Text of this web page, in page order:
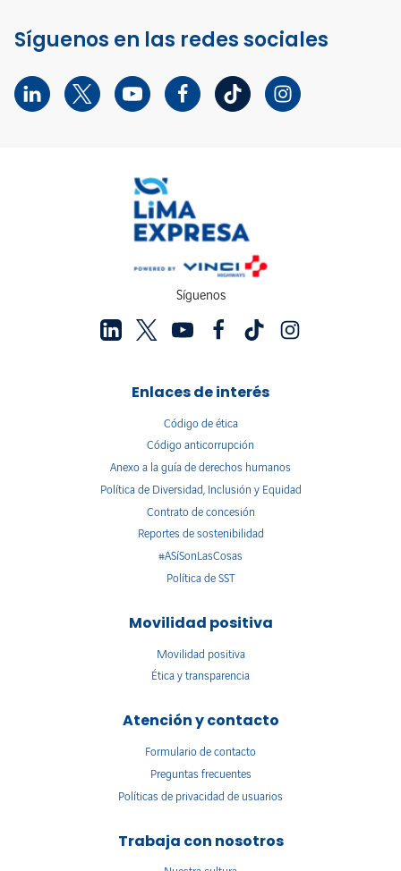
Síguenos en las redes sociales
Síguenos
Enlaces de interés
Código de ética
Código anticorrupción
Anexo a la guía de derechos humanos
Política de Diversidad, Inclusión y Equidad
Contrato de concesión
Reportes de sostenibilidad
#ASíSonLasCosas
Política de SST
Movilidad positiva
Movilidad positiva
Ética y transparencia
Atención y contacto
Formulario de contacto
Preguntas frecuentes
Políticas de privacidad de usuarios
Trabaja con nosotros